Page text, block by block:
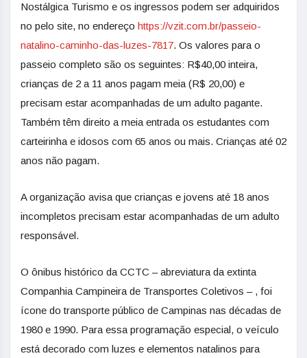
Nostálgica Turismo e os ingressos podem ser adquiridos
no pelo site, no endereço https://vzit.com.br/passeio-
natalino-caminho-das-luzes-7817. Os valores para o
passeio completo são os seguintes: R$40,00 inteira,
crianças de 2 a 11 anos pagam meia (R$ 20,00) e
precisam estar acompanhadas de um adulto pagante.
Também têm direito a meia entrada os estudantes com
carteirinha e idosos com 65 anos ou mais. Crianças até 02
anos não pagam.
A organização avisa que crianças e jovens até 18 anos
incompletos precisam estar acompanhadas de um adulto
responsável.
O ônibus histórico da CCTC – abreviatura da extinta
Companhia Campineira de Transportes Coletivos – , foi
ícone do transporte público de Campinas nas décadas de
1980 e 1990. Para essa programação especial, o veículo
está decorado com luzes e elementos natalinos para